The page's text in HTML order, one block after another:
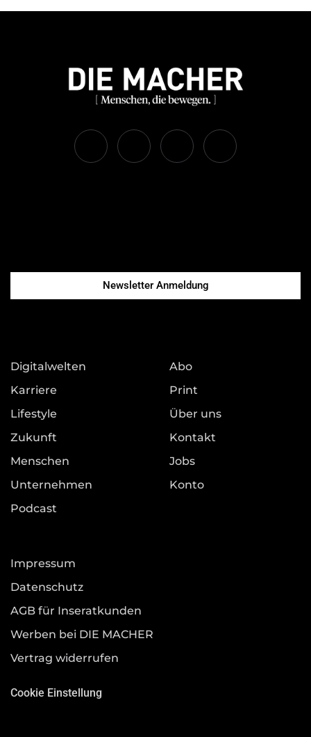
Newsletter Anmeldung
Digitalwelten
Karriere
Lifestyle
Zukunft
Menschen
Unternehmen
Podcast
Abo
Print
Über uns
Kontakt
Jobs
Konto
Impressum
Datenschutz
AGB für Inseratkunden
Werben bei DIE MACHER
Vertrag widerrufen
Cookie Einstellung